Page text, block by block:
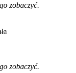
zobaczyć.
zobaczyć.